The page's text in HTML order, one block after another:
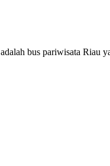
adalah bus pariwisata Riau